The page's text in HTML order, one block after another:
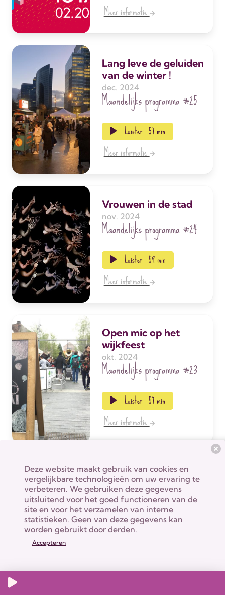
Meer informatie
Lang leve de geluiden
van de winter !
dec. 2024
Maandelijks programma#25
Luister 57 min
Meer informatie
Vrouwen in de stad
nov. 2024
Maandelijks programma#24
Luister 59 min
Meer informatie
Open mic op het
wijkfeest
okt. 2024
Maandelijks programma#23
Luister 57 min
Meer informatie
Welkom in het Yume
House
sep. 2024
Capsule#2
Deze website maakt gebruik van cookies en
vergelijkbare technologieën om uw ervaring te
verbeteren. We gebruiken deze gegevens
uitsluitend voor het goed functioneren van de
site en voor het verzamelen van interne
statistieken. Geen van deze gegevens kan
worden gebruikt door derden.
Accepteren